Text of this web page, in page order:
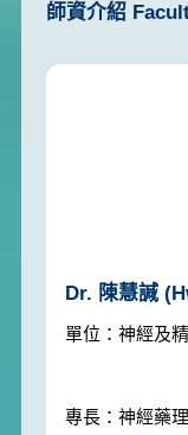
師資介紹
Dr. 陳慧諴
神經及
神經藥